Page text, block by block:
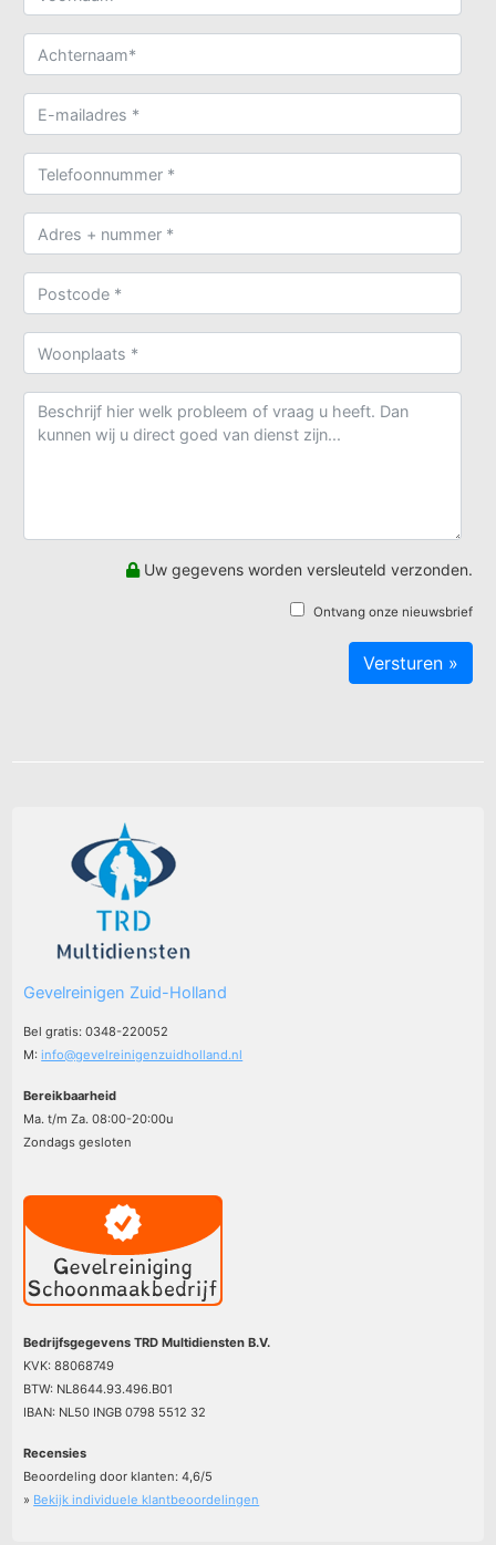
Uw gegevens worden versleuteld verzonden.
Ontvang onze nieuwsbrief
Gevelreinigen Zuid-Holland
Bel gratis: 0348-220052
M:info@gevelreinigenzuidholland.nl
Bereikbaarheid
Ma. t/m Za. 08:00-20:00u
Zondags gesloten
Bedrijfsgegevens TRD Multidiensten B.V.
KVK: 88068749
BTW: NL8644.93.496.B01
IBAN: NL50 INGB 0798 5512 32
Recensies
Beoordeling door klanten:4,6/5
» Bekijk individuele klantbeoordelingen